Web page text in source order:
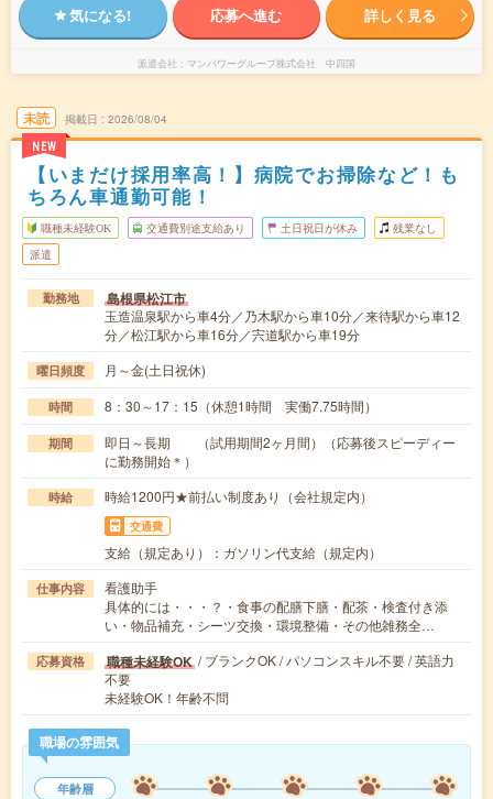
気になる! 応募へ進む 詳しく見る
派遣会社 マンパワーグループ株式会社 中四国
未読
NEW
掲載日 2026/08/04
【いまだけ採用率高！】病院でお掃除など！も
ちろん車通勤可能！
職種未経験OK 交通費別途支給あり 土日祝日が休み 残業なし
派遣
勤務地 島根県松江市
玉造温泉駅から車4分／乃木駅から車10分／来待駅から車12
分／松江駅から車16分／宍道駅から車19分
曜日頻度 月～金(土日祝休)
時間 8：30～17：15（休憩1時間 実働7.75時間）
期間
即日～長期 （試用期間2ヶ月間）（応募後スピーディー
に勤務開始＊）
時給 時給1200円★前払い制度あり（会社規定内）
交通費
支給（規定あり）：ガソリン代支給（規定内）
仕事内容
看護助手
具体的には・・・？・食事の配膳下膳・配茶・検査付き添
い・物品補充・シーツ交換・環境整備・その他雑務全…
応募資格 職種未経験OK / ブランクOK / パソコンスキル不要 / 英語力
不要
未経験OK！年齢不問
職場の雰囲気
年齢層